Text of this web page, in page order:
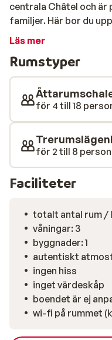
centrala Châtel och
familjer. Här bor du
välutrustade
gå långt. De livliga
promenad bort. Detta
semestra på! Om du
själv behöver du inte
restaurang och bar vid
och fredagar spelas
Läs mer
Rumstyper
för 4 till 18
för 2 till 8
Faciliteter
totalt antal rum /
våningar: 3
byggnader: 1
autentiskt
ingen hiss
inget värdeskåp
boendet är ej
wi-fi på rummet